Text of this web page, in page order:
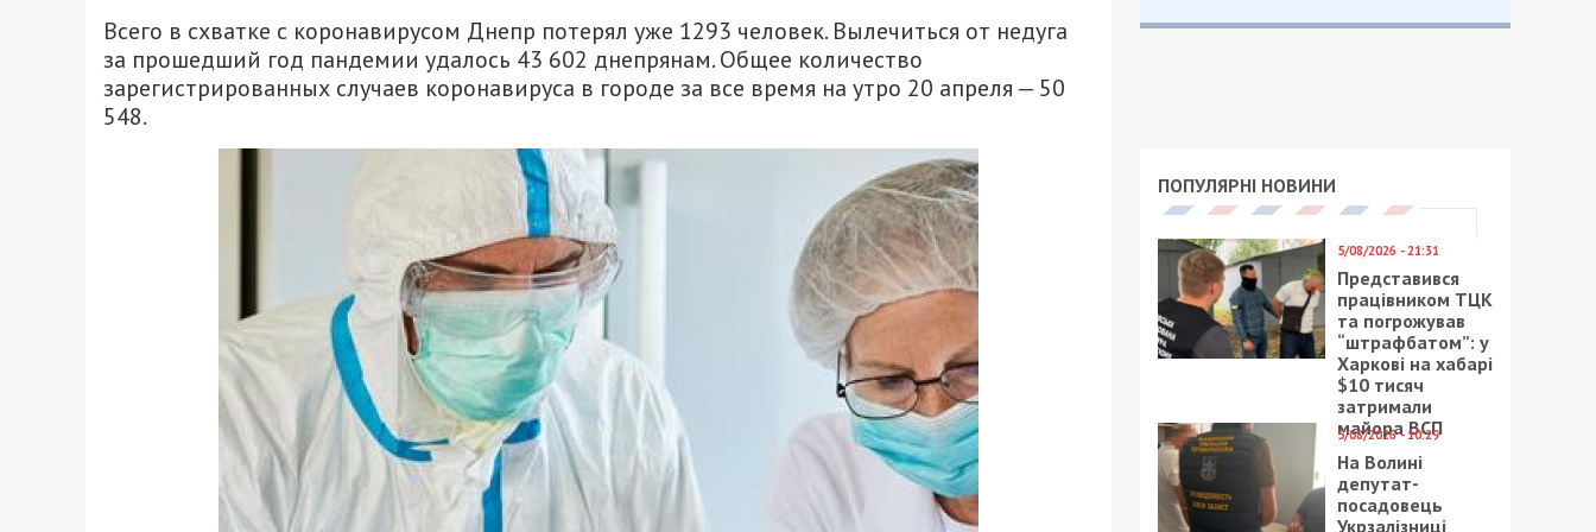
Всего в схватке с коронавирусом Днепр потерял уже 1293 человек. Вылечиться от недуга
за прошедший год пандемии удалось 43 602 днепрянам. Общее количество
зарегистрированных случаев коронавируса в городе за все время на утро 20 апреля — 50
548.
ПОПУЛЯРНІ НОВИНИ
5/08/2026 - 21:31
Представився
працівником ТЦК
та погрожував
“штрафбатом”: у
Харкові на хабарі
$10 тисяч
затримали
майора ВСП
5/08/2026 - 10:29
На Волині
депутат-
посадовець
Укрзалізниці